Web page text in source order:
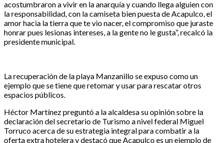
acostumbraron a vivir en la anarquía y cuando llega alguien con
la responsabilidad, con la camiseta bien puesta de Acapulco, el
amor hacia la tierra que te vio nacer, el compromiso que juraste
honrar pues lesionas intereses, a la gente no le gusta”, recalcó la
presidente municipal.
La recuperación de la playa Manzanillo se expuso como un
ejemplo que se tiene que retomar y usar para rescatar otros
espacios públicos.
Héctor Martínez preguntó a la alcaldesa su opinión sobre la
declaración del secretario de Turismo a nivel federal Miguel
Torruco acerca de su estrategia integral para combatir a la
oferta extra hotelera y destacó que Acapulco es un ejemplo de